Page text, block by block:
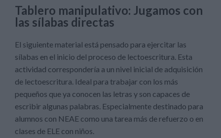
Tablero manipulativo: Jugamos con
las sílabas directas
El siguiente material está pensado para ejercitar las
sílabas en el inicio del proceso de lectoescritura. Esta
actividad correspondería a un nivel inicial de adquisición
de lectoescritura. Ideal para trabajar con los más
pequeños que ya conocen las letras y son capaces de
escribir algunas palabras. Especialmente destinado para
alumnos con NEAE como una tarea más de refuerzo o en
clases de ELE con niños.